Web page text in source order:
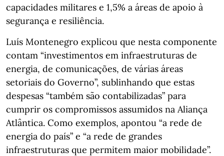
capacidades militares e 1,5% a áreas de apoio à
segurança e resiliência.
Luís Montenegro explicou que nesta componente
contam “investimentos em infraestruturas de
energia, de comunicações, de várias áreas
setoriais do Governo”, sublinhando que estas
despesas “também são contabilizadas” para
cumprir os compromissos assumidos na Aliança
Atlântica. Como exemplos, apontou “a rede de
energia do país” e “a rede de grandes
infraestruturas que permitem maior mobilidade”.